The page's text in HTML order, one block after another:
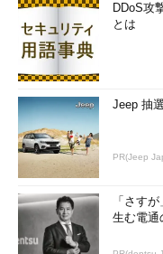
DDoS攻
とは
Jeep 抽
PR(Jeep
「さす
生む電通